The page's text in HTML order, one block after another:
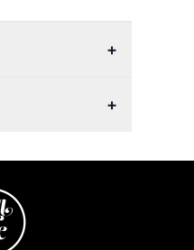
+
+